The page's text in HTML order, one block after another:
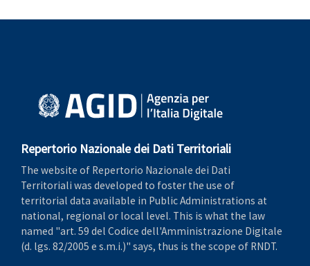
Repertorio Nazionale dei Dati Territoriali
The website of Repertorio Nazionale dei Dati
Territoriali was developed to foster the use of
territorial data available in Public Administrations at
national, regional or local level. This is what the law
named "art. 59 del Codice dell'Amministrazione Digitale
(d. lgs. 82/2005 e s.m.i.)" says, thus is the scope of RNDT.